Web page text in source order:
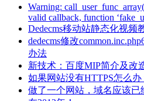
Warning:
valid callback, function
Dedecms移动站静态化视频
dedecms修改
办法
新技术：百度MIP简介及改
如果网站没有HTTPS怎么办
做了一个网站，域名应该